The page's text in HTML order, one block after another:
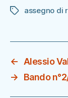
dell'articolo
Tag assegno di
← Alessio
→
Bando